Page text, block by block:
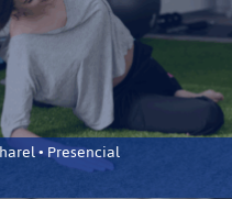
• Presencial